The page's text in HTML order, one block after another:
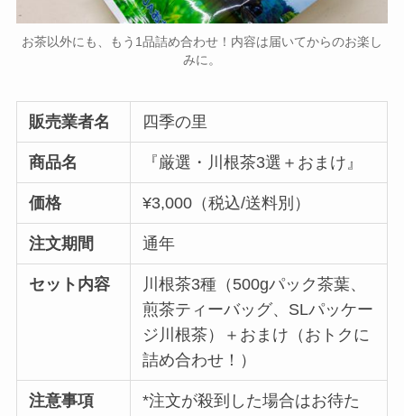
お茶以外にも、もう1品詰め合わせ！内容は届いてからのお楽し
みに。
販売業者名 四季の里
商品名 『厳選・川根茶3選＋おまけ』
価格 ¥3,000（税込/送料別）
注文期間 通年
セット内容
川根茶3種（500gパック茶葉、
煎茶ティーバッグ、SLパッケー
ジ川根茶）＋おまけ（おトクに
詰め合わせ！）
注意事項
*注文が殺到した場合はお待た